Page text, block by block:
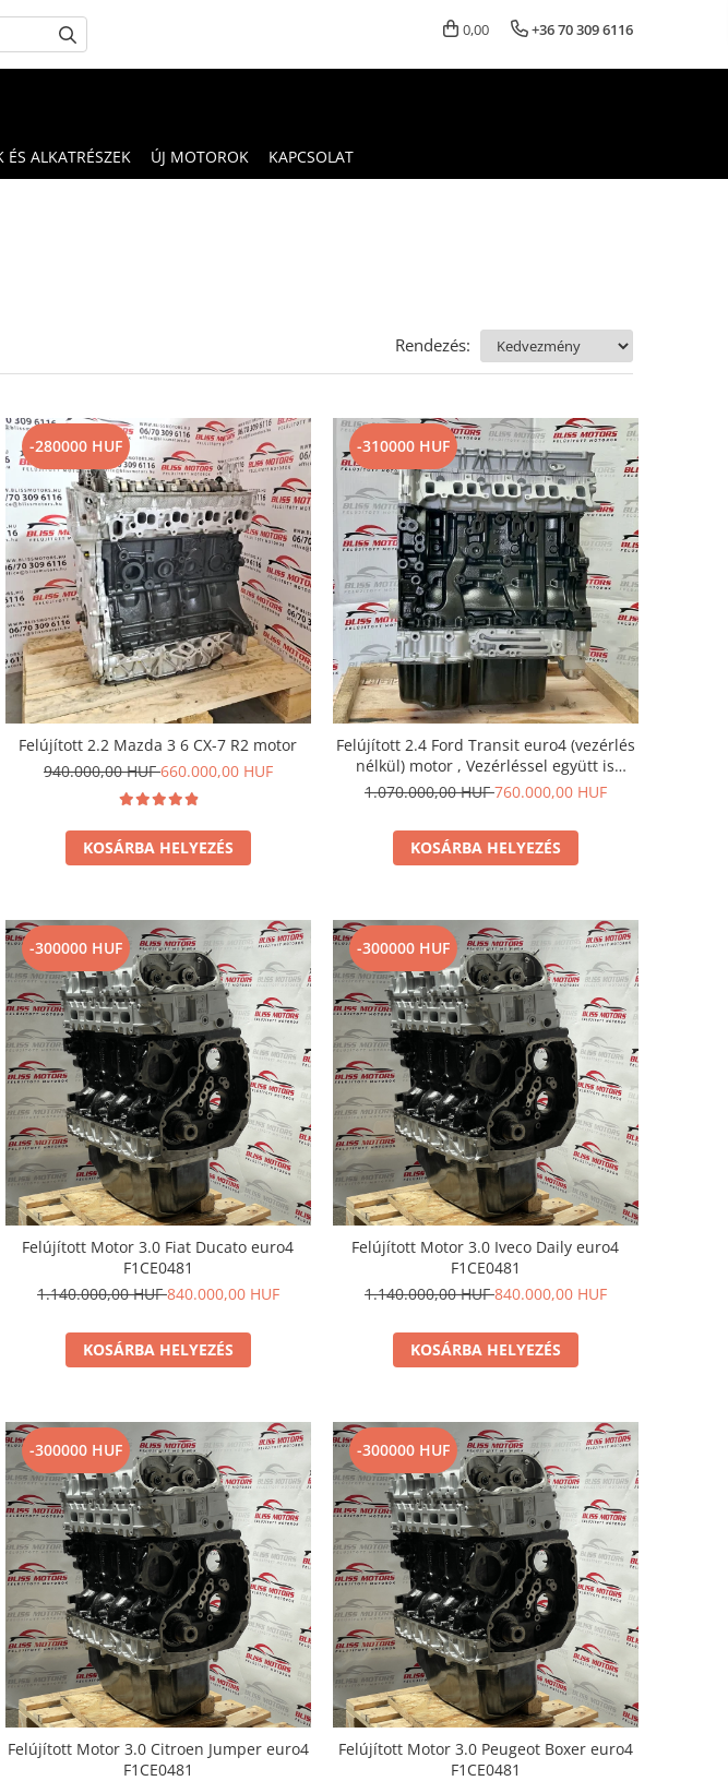
0,00 +36 70 309 6116
ÉS ALKATRÉSZEK ÚJ MOTOROK KAPCSOLAT
Rendezés:
-280000 HUF
Felújított 2.2 Mazda 3 6 CX-7 R2 motor
940.000,00 HUF660.000,00 HUF
KOSÁRBA HELYEZÉS
-310000 HUF
Felújított 2.4 Ford Transit euro4 (vezérlés
nélkül) motor , Vezérléssel együtt is
megvásárolható !
1.070.000,00 HUF760.000,00 HUF
KOSÁRBA HELYEZÉS
-300000 HUF
Felújított Motor 3.0 Fiat Ducato euro4
F1CE0481
1.140.000,00 HUF840.000,00 HUF
KOSÁRBA HELYEZÉS
-300000 HUF
Felújított Motor 3.0 Iveco Daily euro4
F1CE0481
1.140.000,00 HUF840.000,00 HUF
KOSÁRBA HELYEZÉS
-300000 HUF
Felújított Motor 3.0 Citroen Jumper euro4
F1CE0481
-300000 HUF
Felújított Motor 3.0 Peugeot Boxer euro4
F1CE0481